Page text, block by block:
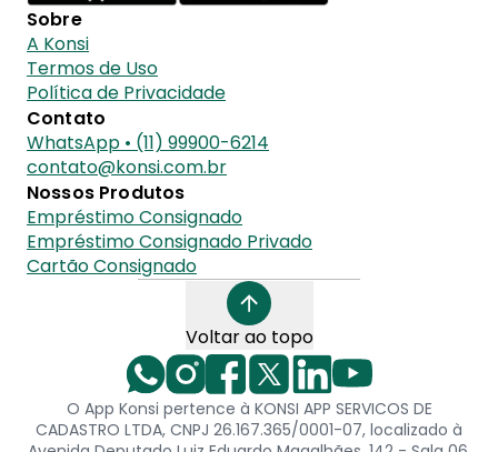
Sobre
A Konsi
Termos de Uso
Política de Privacidade
Contato
WhatsApp • (11) 99900-6214
contato@konsi.com.br
Nossos Produtos
Empréstimo Consignado
Empréstimo Consignado Privado
Cartão Consignado
Voltar ao topo
O App Konsi pertence à KONSI APP SERVICOS DE
CADASTRO LTDA, CNPJ 26.167.365/0001-07, localizado à